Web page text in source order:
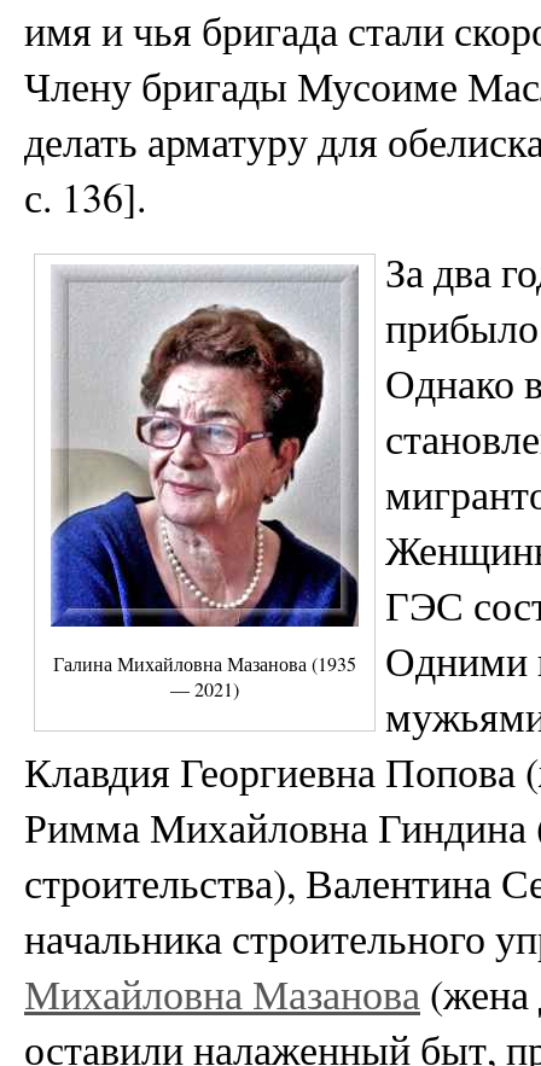
имя и чья бригада стали
Члену бригады Мусоиме
делать арматуру для
с. 136].
Галина Михайловна Мазанова (1935
— 2021)
За два
Однако
ГЭС
Одними
Клавдия Георгиевна Попова
Римма Михайловна Гиндина
строительства), Валентина
начальника строительного
Михайловна Мазанова
оставили налаженный быт,